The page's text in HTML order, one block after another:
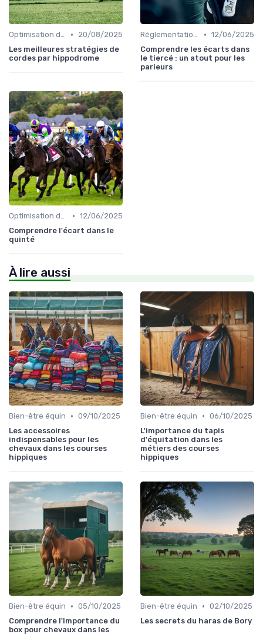
Optimisation des performances •
20/08/2025
Les meilleures stratégies de
cordes par hippodrome
Réglementation des courses • 12/06/2025
Comprendre les écarts dans
le tiercé : un atout pour les
parieurs
Optimisation des performances • 12/06/2025
Comprendre l'écart dans le
quinté
À lire aussi
Bien-être équin • 09/10/2025
Les accessoires
indispensables pour les
chevaux dans les courses
hippiques
Bien-être équin • 06/10/2025
L'importance du tapis
d'équitation dans les
métiers des courses
hippiques
Bien-être équin • 05/10/2025
Comprendre l'importance du
box pour chevaux dans les
Bien-être équin • 02/10/2025
Les secrets du haras de Bory